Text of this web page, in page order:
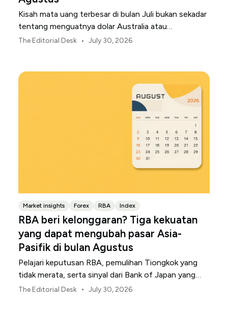
Kisah mata uang terbesar di bulan Juli bukan sekadar
tentang menguatnya dolar Australia atau
melemahnya yen Jepang.
The Editorial Desk • July 30, 2026
Market insights Forex RBA Index
RBA beri kelonggaran? Tiga kekuatan
yang dapat mengubah pasar Asia-
Pasifik di bulan Agustus
Pelajari keputusan RBA, pemulihan Tiongkok yang
tidak merata, serta sinyal dari Bank of Japan yang
membentuk pasar, mata uang, dan risiko regional
The Editorial Desk • July 30, 2026